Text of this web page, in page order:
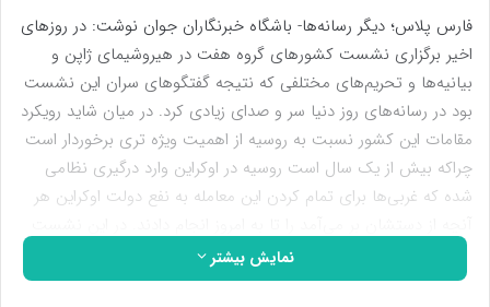
فارس پلاس؛ دیگر رسانه‌ها- باشگاه خبرنگاران جوان نوشت: در روز‌های
اخیر برگزاری نشست کشور‌های گروه هفت در هیروشیمای ژاپن و
بیانیه‌ها و تحریم‌های مختلفی که نتیجه گفتگو‌های سران این نشست
بود در رسانه‌های روز دنیا سر و صدای زیادی کرد. در میان شاید رویکرد
مقامات این کشور نسبت به روسیه از اهمیت ویژه تری برخوردار است
چراکه بیش از یک سال است روسیه در اوکراین وارد درگیری نظامی
شده که غربی‌ها برای تمام کردن این معامله به نفع دولت اوکراین هر
اخیر هم تلاش شد تا حد ممکن موضع روسیه تضعیف و حمایت‌ها از
دولت زلنسکی تقویت شود.
نمایش بیشتر